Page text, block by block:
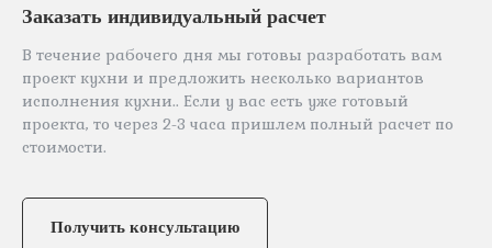
Заказать индивидуальный расчет
В течение рабочего дня мы готовы разработать вам
проект кухни и предложить несколько вариантов
исполнения кухни.. Если у вас есть уже готовый
проекта, то через 2-3 часа пришлем полный расчет по
стоимости.
Получить консультацию